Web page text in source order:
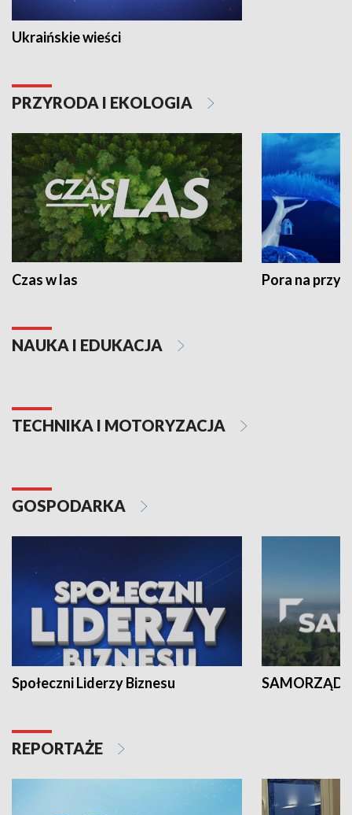
Ukraińskie wieści
PRZYRODA I EKOLOGIA
Czas w las Pora na
NAUKA I EDUKACJA
TECHNIKA I MOTORYZACJA
GOSPODARKA
Społeczni Liderzy Biznesu SAMORZĄD
REPORTAŻE